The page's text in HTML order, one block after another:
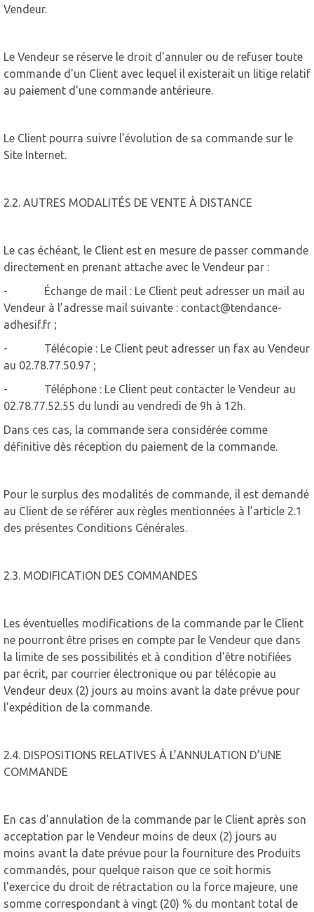
Vendeur.
Le Vendeur se réserve le droit d'annuler ou de refuser toute
commande d'un Client avec lequel il existerait un litige relatif
au paiement d'une commande antérieure.
Le Client pourra suivre l'évolution de sa commande sur le
Site Internet.
2.2. AUTRES MODALITÉS DE VENTE À DISTANCE
Le cas échéant, le Client est en mesure de passer commande
directement en prenant attache avec le Vendeur par :
- Échange de mail : Le Client peut adresser un mail au
Vendeur à l’adresse mail suivante : contact@tendance-
adhesif.fr ;
- Télécopie : Le Client peut adresser un fax au Vendeur
au 02.78.77.50.97 ;
- Téléphone : Le Client peut contacter le Vendeur au
02.78.77.52.55 du lundi au vendredi de 9h à 12h.
Dans ces cas, la commande sera considérée comme
définitive dès réception du paiement de la commande.
Pour le surplus des modalités de commande, il est demandé
au Client de se référer aux règles mentionnées à l’article 2.1
des présentes Conditions Générales.
2.3. MODIFICATION DES COMMANDES
Les éventuelles modifications de la commande par le Client
ne pourront être prises en compte par le Vendeur que dans
la limite de ses possibilités et à condition d'être notifiées
par écrit, par courrier électronique ou par télécopie au
Vendeur deux (2) jours au moins avant la date prévue pour
l'expédition de la commande.
2.4. DISPOSITIONS RELATIVES À L’ANNULATION D’UNE
COMMANDE
En cas d'annulation de la commande par le Client après son
acceptation par le Vendeur moins de deux (2) jours au
moins avant la date prévue pour la fourniture des Produits
commandés, pour quelque raison que ce soit hormis
l'exercice du droit de rétractation ou la force majeure, une
somme correspondant à vingt (20) % du montant total de